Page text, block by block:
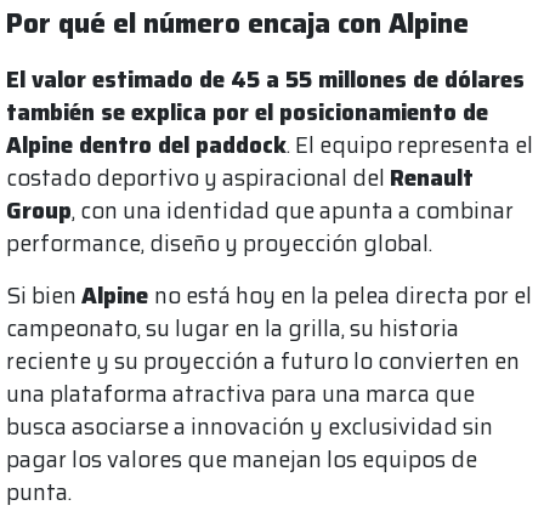
Por qué el número encaja con Alpine
El valor estimado de 45 a 55 millones de dólares
también se explica por el posicionamiento de
Alpine dentro del paddock. El equipo representa el
costado deportivo y aspiracional del Renault
Group, con una identidad que apunta a combinar
performance, diseño y proyección global.
Si bienAlpine no está hoy en la pelea directa por el
campeonato, su lugar en la grilla, su historia
reciente y su proyección a futuro lo convierten en
una plataforma atractiva para una marca que
busca asociarse a innovación y exclusividad sin
pagar los valores que manejan los equipos de
punta.